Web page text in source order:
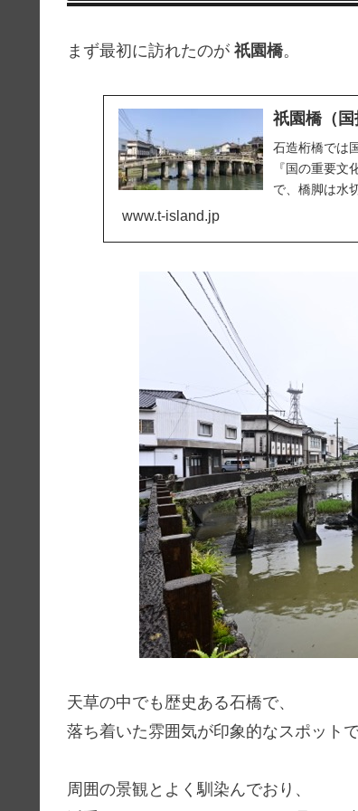
まず最初に訪れたのが 祇園橋。
祇園橋（国
石造桁橋では
『国の重要
で、橋脚は水
www.t-island.jp
天草の中でも歴史ある石橋で、
落ち着いた雰囲気が印象的なスポットで
周囲の景観とよく馴染んでおり、